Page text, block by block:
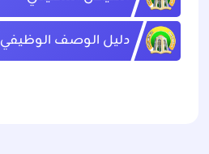
دليل الوصف الوظيفي